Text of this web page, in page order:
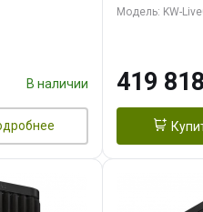
OC
В наличии
ОЗУ/ ASUS
Модель: KW-
419